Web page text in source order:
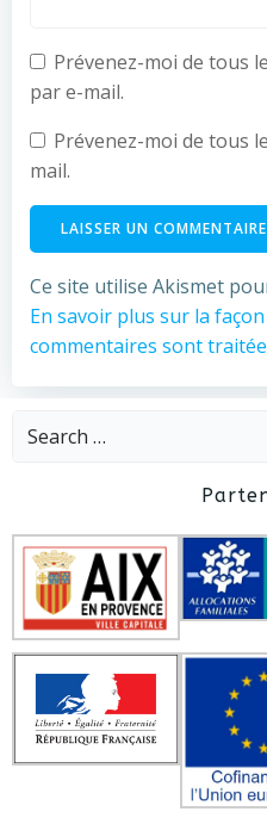
Prévenez-moi de tous
par e-mail.
Prévenez-moi de tous
mail.
Ce site utilise Akismet
En savoir plus sur la
commentaires sont
Search